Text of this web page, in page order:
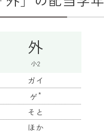
外
小2
ガイ
ゲ*
そと
ほか